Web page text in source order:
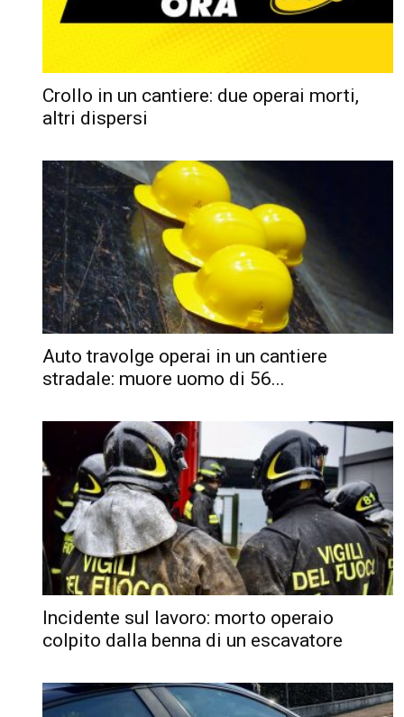
Crollo in un cantiere: due operai morti,
altri dispersi
Auto travolge operai in un cantiere
stradale: muore uomo di 56...
Incidente sul lavoro: morto operaio
colpito dalla benna di un escavatore